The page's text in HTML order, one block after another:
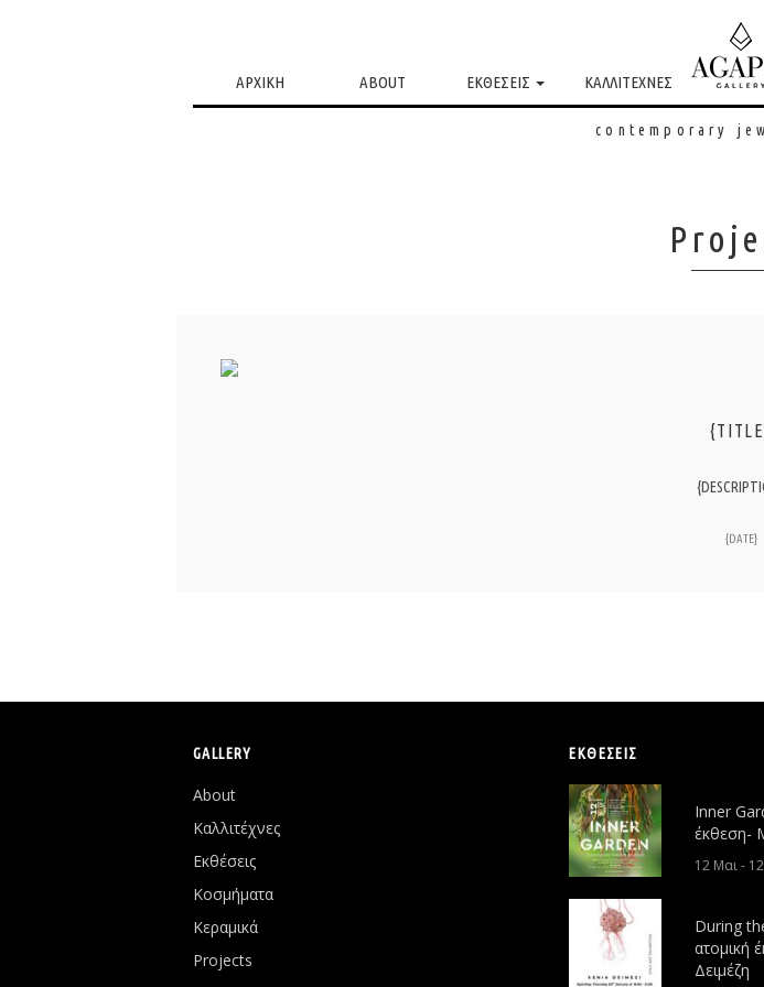
ΑΡΧΙΚΗ ABOUT ΕΚΘΕΣΕΙΣ ΚΑΛΛΙΤΕΧΝΕΣ
contemporary
{DATE}
GALLERY
About
Καλλιτέχνες
Εκθέσεις
Κοσμήματα
Κεραμικά
Projects
ΕΚΘΕΣΕΙΣ
Inner
έκθεση-
12 Μαι -
During
ατομική
Δειμέζη